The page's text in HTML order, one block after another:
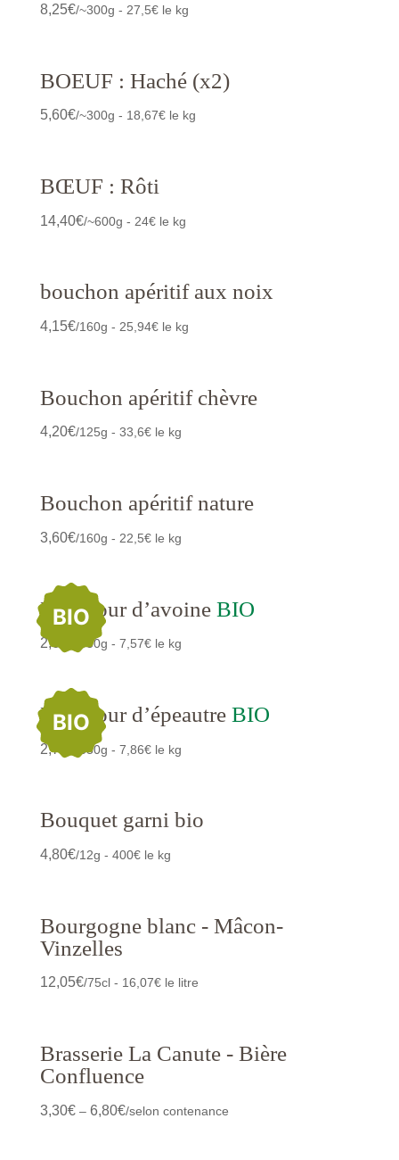
8,25€/~300g - 27,5€ le kg
BOEUF : Haché (x2)
5,60€/~300g - 18,67€ le kg
BŒUF : Rôti
14,40€/~600g - 24€ le kg
bouchon apéritif aux noix
4,15€/160g - 25,94€ le kg
Bouchon apéritif chèvre
4,20€/125g - 33,6€ le kg
Bouchon apéritif nature
3,60€/160g - 22,5€ le kg
BIO
Boulgour d’avoine BIO
2,65 /350g - 7,57€ le kg
BIO
Boulgour d’épeautre BIO
2,75 /350g - 7,86€ le kg
Bouquet garni bio
4,80€/12g - 400€ le kg
Bourgogne blanc - Mâcon-
Vinzelles
12,05€/75cl - 16,07€ le litre
Brasserie La Canute - Bière
Confluence
3,30€– 6,80€/selon contenance